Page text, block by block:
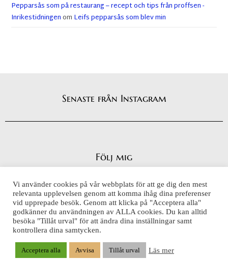
Pepparsås som på restaurang – recept och tips från proffsen -
Inrikestidningenom Leifs pepparsås som blev min
Senaste från Instagram
Följ mig
Integritetspolicy
Cookiepolicy
Vi använder cookies på vår webbplats för att ge dig den mest
relevanta upplevelsen genom att komma ihåg dina preferenser
vid upprepade besök. Genom att klicka på "Acceptera alla"
godkänner du användningen av ALLA cookies. Du kan alltid
besöka "Tillåt urval" för att ändra dina inställningar samt
kontrollera dina samtycken.
Acceptera alla Avvisa Tillåt urval Läs mer